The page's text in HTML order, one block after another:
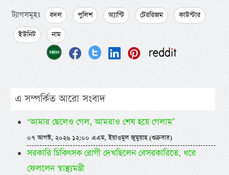
ট্যাগসমূহঃ বদল পুলিশ অ্যান্টি টেররিজম
কাউন্টার
ইউনিট
নাম
এ সম্পর্কিত আরো সংবাদ
‘আমার ছেলেও গেল, আমরাও শেষ হয়ে গেলাম’
০৭ আগস্ট, ২০২৬ ১২:০০ এএম, ইয়াওমুল জুমুয়াহ (শুক্রবার)
সরকারি চিকিৎসক রোগী দেখছিলেন বেসরকারিতে, ধরে
ফেললেন স্বাস্থ্যমন্ত্রী